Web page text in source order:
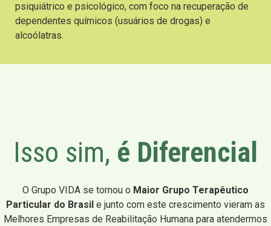
psiquiátrico e psicológico, com foco na recuperação de
dependentes químicos (usuários de drogas) e
alcoólatras.
Isso sim, é Diferencial
O Grupo VIDA se tornou o Maior Grupo Terapêutico
Particular do Brasil e junto com este crescimento vieram as
Melhores Empresas de Reabilitação Humana para atendermos